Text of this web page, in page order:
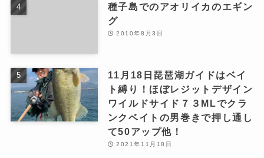
種子島でのアオリイカのエギン
グ
2010年8月3日
11月18日琵琶湖ガイドはベイ
ト縛り！ほぼレジットデザイン
ワイルドサイド７３MLでクラ
ンクベイトの男巻きで押し通し
て50アップ他！
2021年11月18日